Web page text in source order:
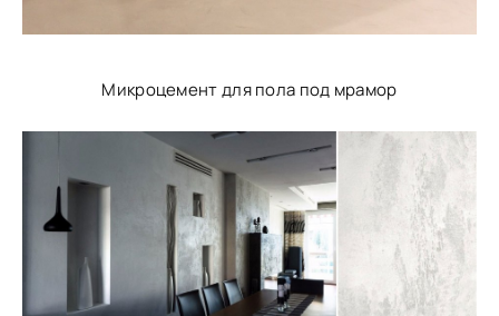
Микроцемент для пола под мрамор